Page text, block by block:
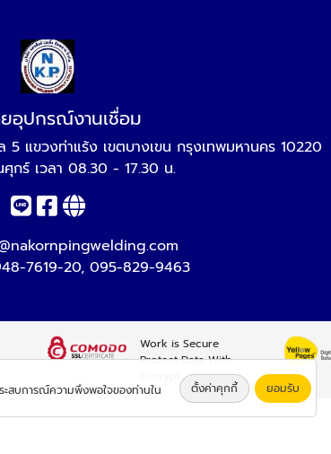
ยอุปกรณ์งานเชื่อม
แขวงท่าแร้ง เขตบางเขน กรุงเทพมหานคร 10220
กร์ เวลา 08.30 - 17.30 น.
7619-20, 095-829-9463
Work is Secure
Protect Data With
ะสบการณ์ความพึงพอใจของท่านใน
ตั้งค่าคุกกี้ ยอมรับ